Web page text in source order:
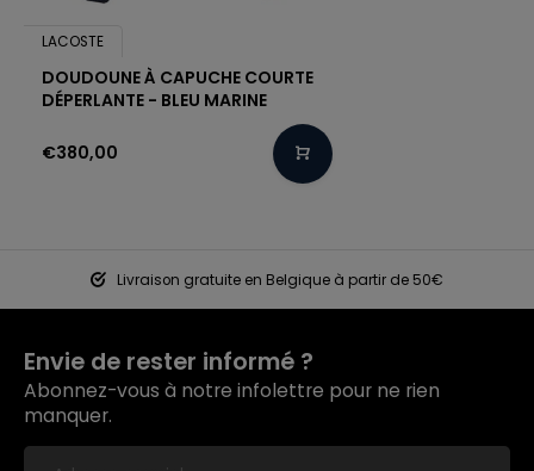
LACOSTE
DOUDOUNE À CAPUCHE COURTE
DÉPERLANTE - BLEU MARINE
€380,00
Livraison gratuite en Belgique à partir de 50€
Envie de rester informé ?
Abonnez-vous à notre infolettre pour ne rien
manquer.